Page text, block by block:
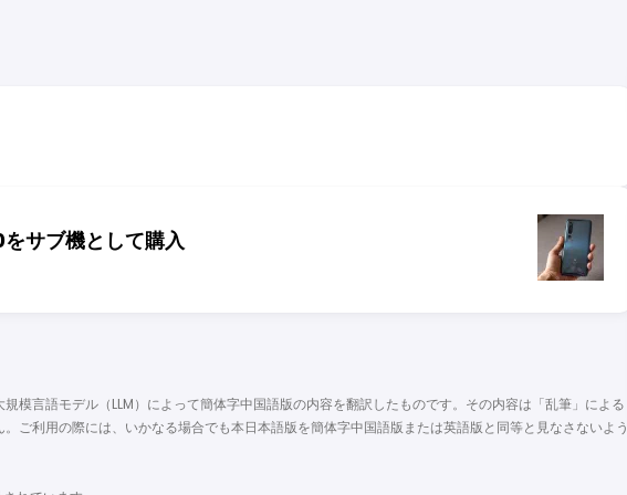
サブ機として購入
模言語モデル（LLM）によって簡体字中国語版の内容を翻訳したものです。その内容は「乱筆」による
ご利用の際には、いかなる場合でも本日本語版を簡体字中国語版または英語版と同等と見なさないよう